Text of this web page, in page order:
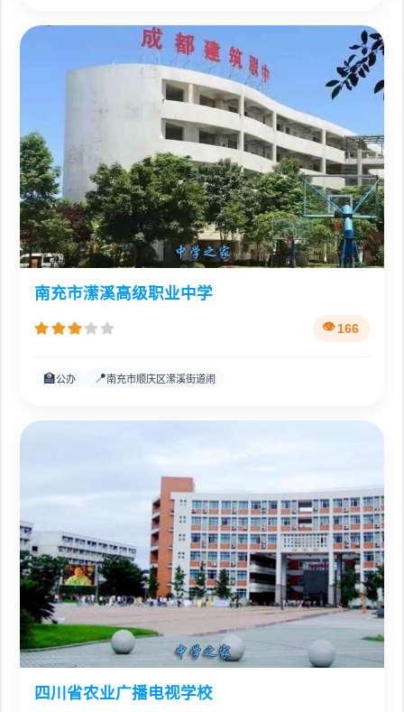
南充市潆溪高级职业中学
166
🏫公办 📍南充市顺庆区潆溪街道闹
四川省农业广播电视学校